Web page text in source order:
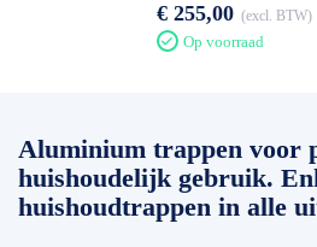
€ 255,00 excl. BTW
Op voorraad
Aluminium trappen voor
huishoudelijk gebruik.
huishoudtrappen in alle